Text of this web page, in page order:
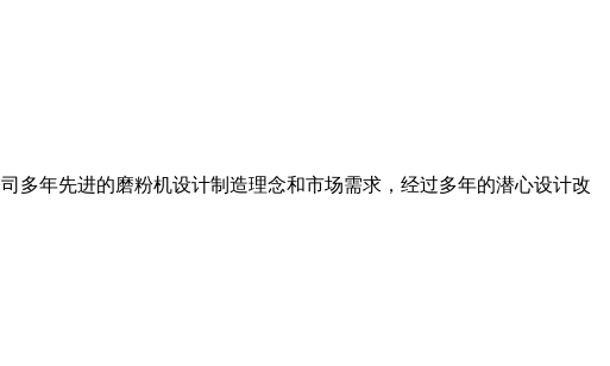
多年先进的磨粉机设计制造理念和市场需求，经过多年的潜心设计改